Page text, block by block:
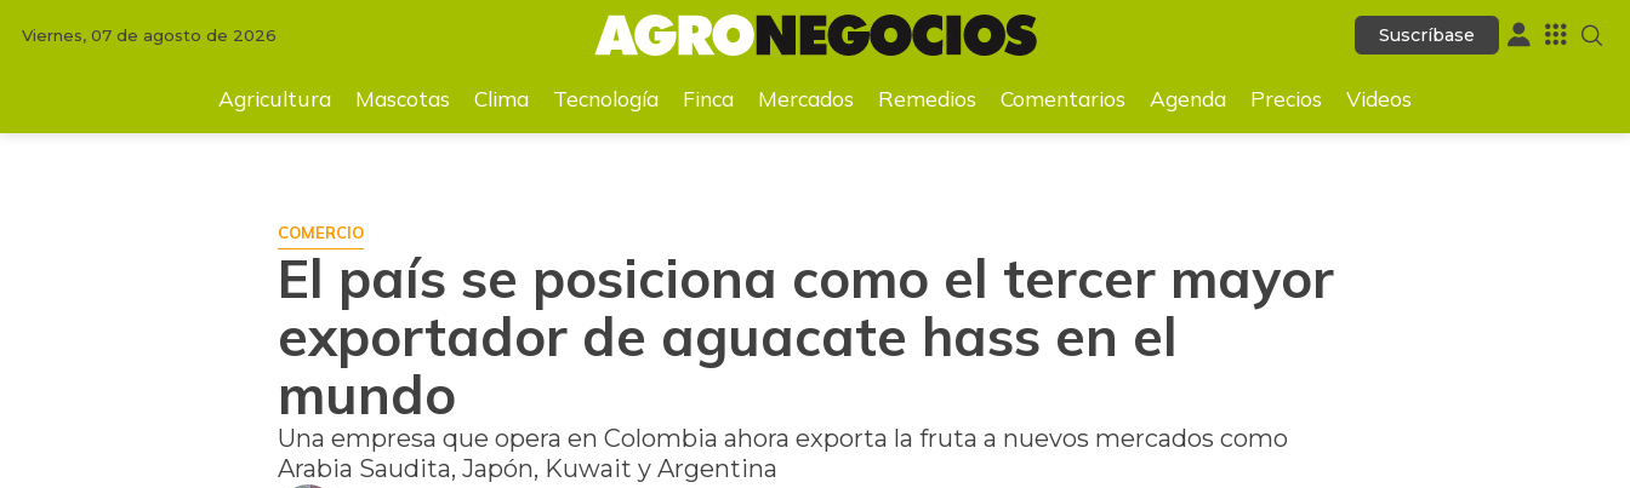
Suscríbase
El país se posiciona como el tercer mayor exportador de aguacate hass en el mundo
Viernes, 07 de agosto de 2026 Suscríbase
Agricultura Mascotas Clima Tecnología Finca Mercados Remedios Comentarios Agenda Precios Videos
COMERCIO
El país se posiciona como el tercer mayor
exportador de aguacate hass en el
mundo
Una empresa que opera en Colombia ahora exporta la fruta a nuevos mercados como
Arabia Saudita, Japón, Kuwait y Argentina